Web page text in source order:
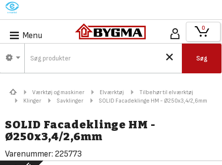
M
Menu
Søg
0
Værktøj og maskiner Elværktøj
Tilbehør til elværktøj
Klinger
Savklinger SOLID Facadeklinge HM - Ø250x3,4/2,6mm
SOLID Facadeklinge HM -
Ø250x3,4/2,6mm
Varenummer: 225773